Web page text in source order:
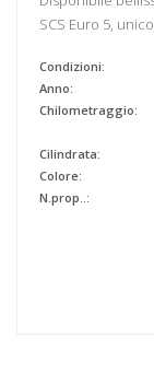
SCS Euro 5,
Condizioni:
Anno:
Chilometraggio:
Cilindrata:
Colore:
N.prop..: